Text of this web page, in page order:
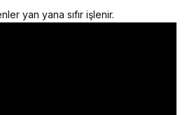
yan yana sıfır işlenir.